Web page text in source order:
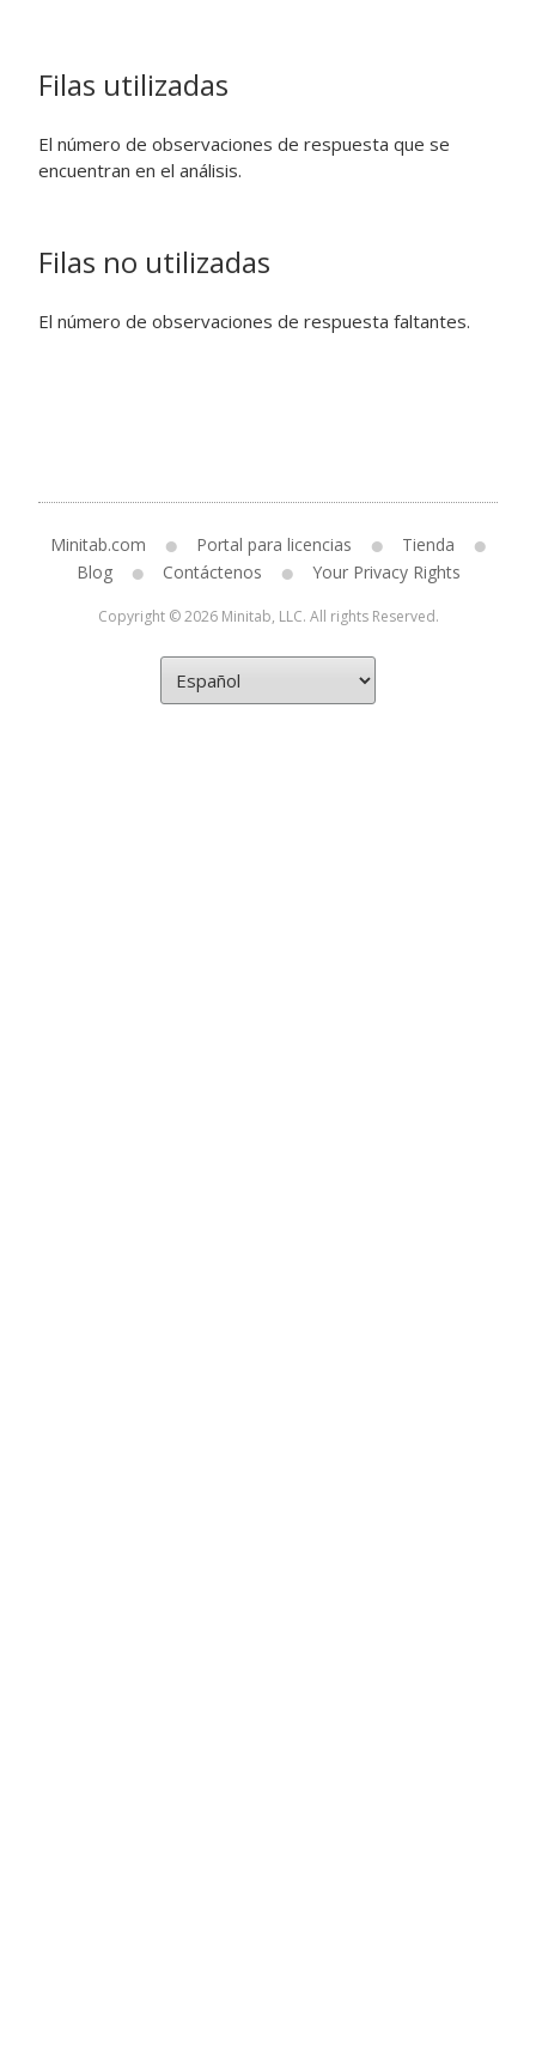
Filas utilizadas
El número de observaciones de respuesta que se
encuentran en el análisis.
Filas no utilizadas
El número de observaciones de respuesta faltantes.
Minitab.com Portal para licencias
Tienda
Blog
Contáctenos Your Privacy Rights
Copyright © 2026 Minitab, LLC. All rights Reserved.